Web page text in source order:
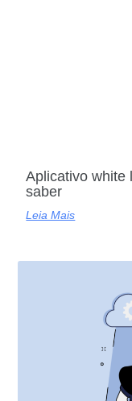
Aplicativo white
saber
Leia Mais